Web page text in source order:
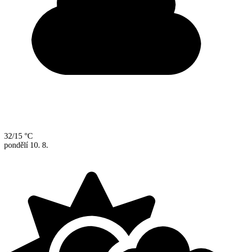
32/15 °C
pondělí 10. 8.